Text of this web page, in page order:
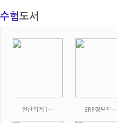
수험도서
전산회계1… ERP정보관…